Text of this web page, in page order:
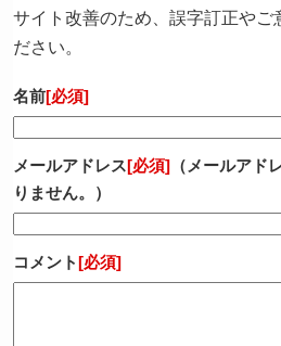
サイト改善のため、誤字訂正やご
ださい。
名前[必須]
メールアドレス[必須] （メールアド
りません。）
コメント[必須]